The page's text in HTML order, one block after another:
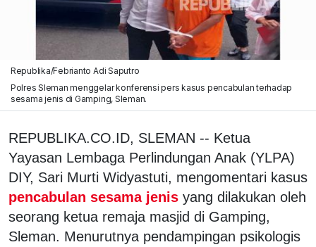
Republika/Febrianto Adi Saputro
Polres Sleman menggelar konferensi pers kasus pencabulan terhadap
sesama jenis di Gamping, Sleman.
REPUBLIKA.CO.ID, SLEMAN -- Ketua
Yayasan Lembaga Perlindungan Anak (YLPA)
DIY, Sari Murti Widyastuti, mengomentari kasus
pencabulan sesama jenis yang dilakukan oleh
seorang ketua remaja masjid di Gamping,
Sleman. Menurutnya pendampingan psikologis